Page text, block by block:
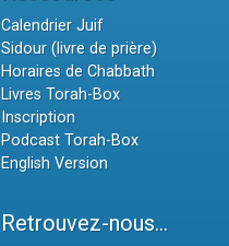
Calendrier Juif
Sidour (livre de prière)
Horaires de Chabbath
Livres Torah-Box
Inscription
Podcast Torah-Box
English Version
Retrouvez-nous...